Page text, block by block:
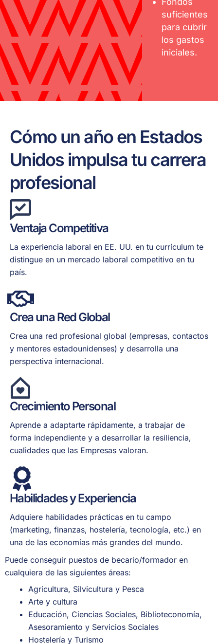
suficientes
para cubrir
los gastos
iniciales.
Cómo un año en Estados
Unidos impulsa tu carrera
profesional
Ventaja Competitiva
La experiencia laboral en EE. UU. en tu currículum te
distingue en un mercado laboral competitivo en tu
país.
Crea una Red Global
Crea una red profesional global (empresas, contactos
y mentores estadounidenses) y desarrolla una
perspectiva internacional.
Crecimiento Personal
Aprende a adaptarte rápidamente, a trabajar de
forma independiente y a desarrollar la resiliencia,
cualidades que las Empresas valoran.
Habilidades y Experiencia
Adquiere habilidades prácticas en tu campo
(marketing, finanzas, hostelería, tecnología, etc.) en
una de las economías más grandes del mundo.
Puede conseguir puestos de becario/formador en
cualquiera de las siguientes áreas:
Agricultura, Silvicultura y Pesca
Arte y cultura
Educación, Ciencias Sociales, Biblioteconomía,
Asesoramiento y Servicios Sociales
Hostelería y Turismo